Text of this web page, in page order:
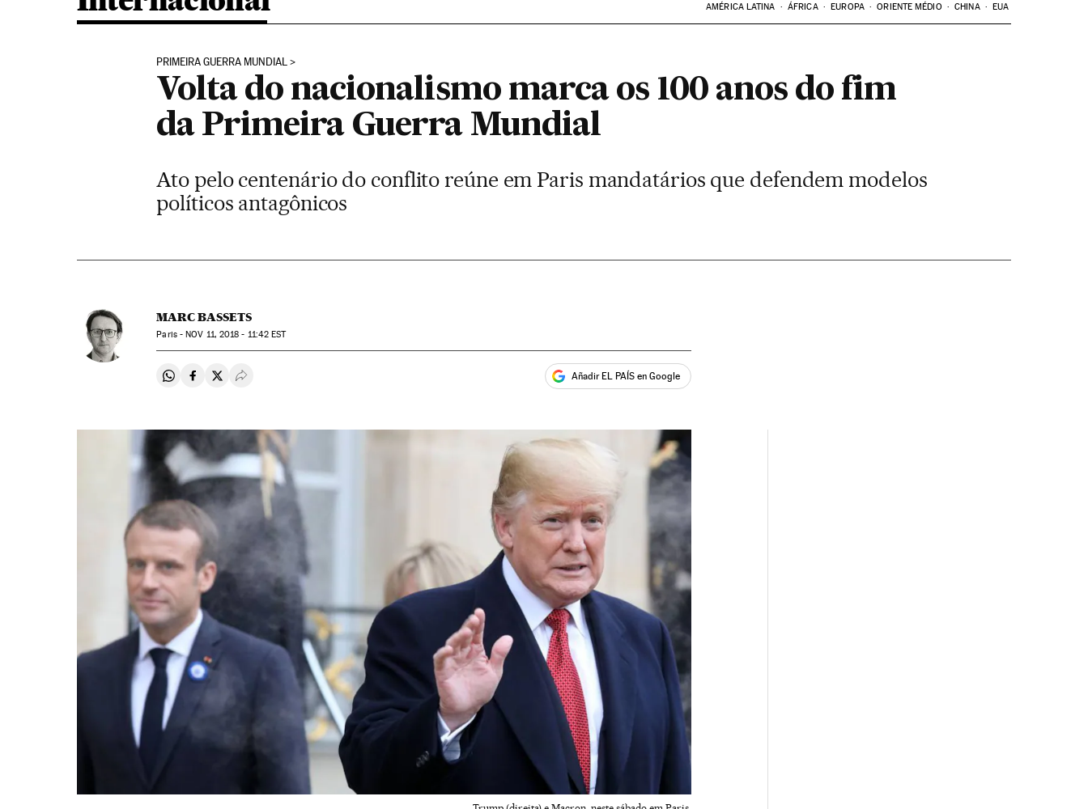
AMÉRICA LATINA ÁFRICA EUROPA ORIENTE MÉDIO CHINA EUA
PRIMEIRA GUERRA MUNDIAL
Volta do nacionalismo marca os 100 anos do fim
da Primeira Guerra Mundial
Ato pelo centenário do conflito reúne em Paris mandatários que defendem modelos
políticos antagônicos
MARC BASSETS
Paris -NOV 11, 2018 - 11:42 EST
Compartir en Whatsapp
Compartir en Facebook
Compartir en Twitter
Desplegar Redes Sociales Añadir EL PAÍS en Google